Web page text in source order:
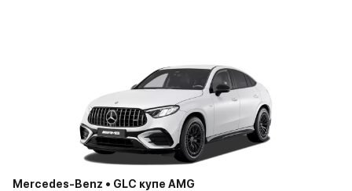
Mercedes-Benz • GLC купе AMG